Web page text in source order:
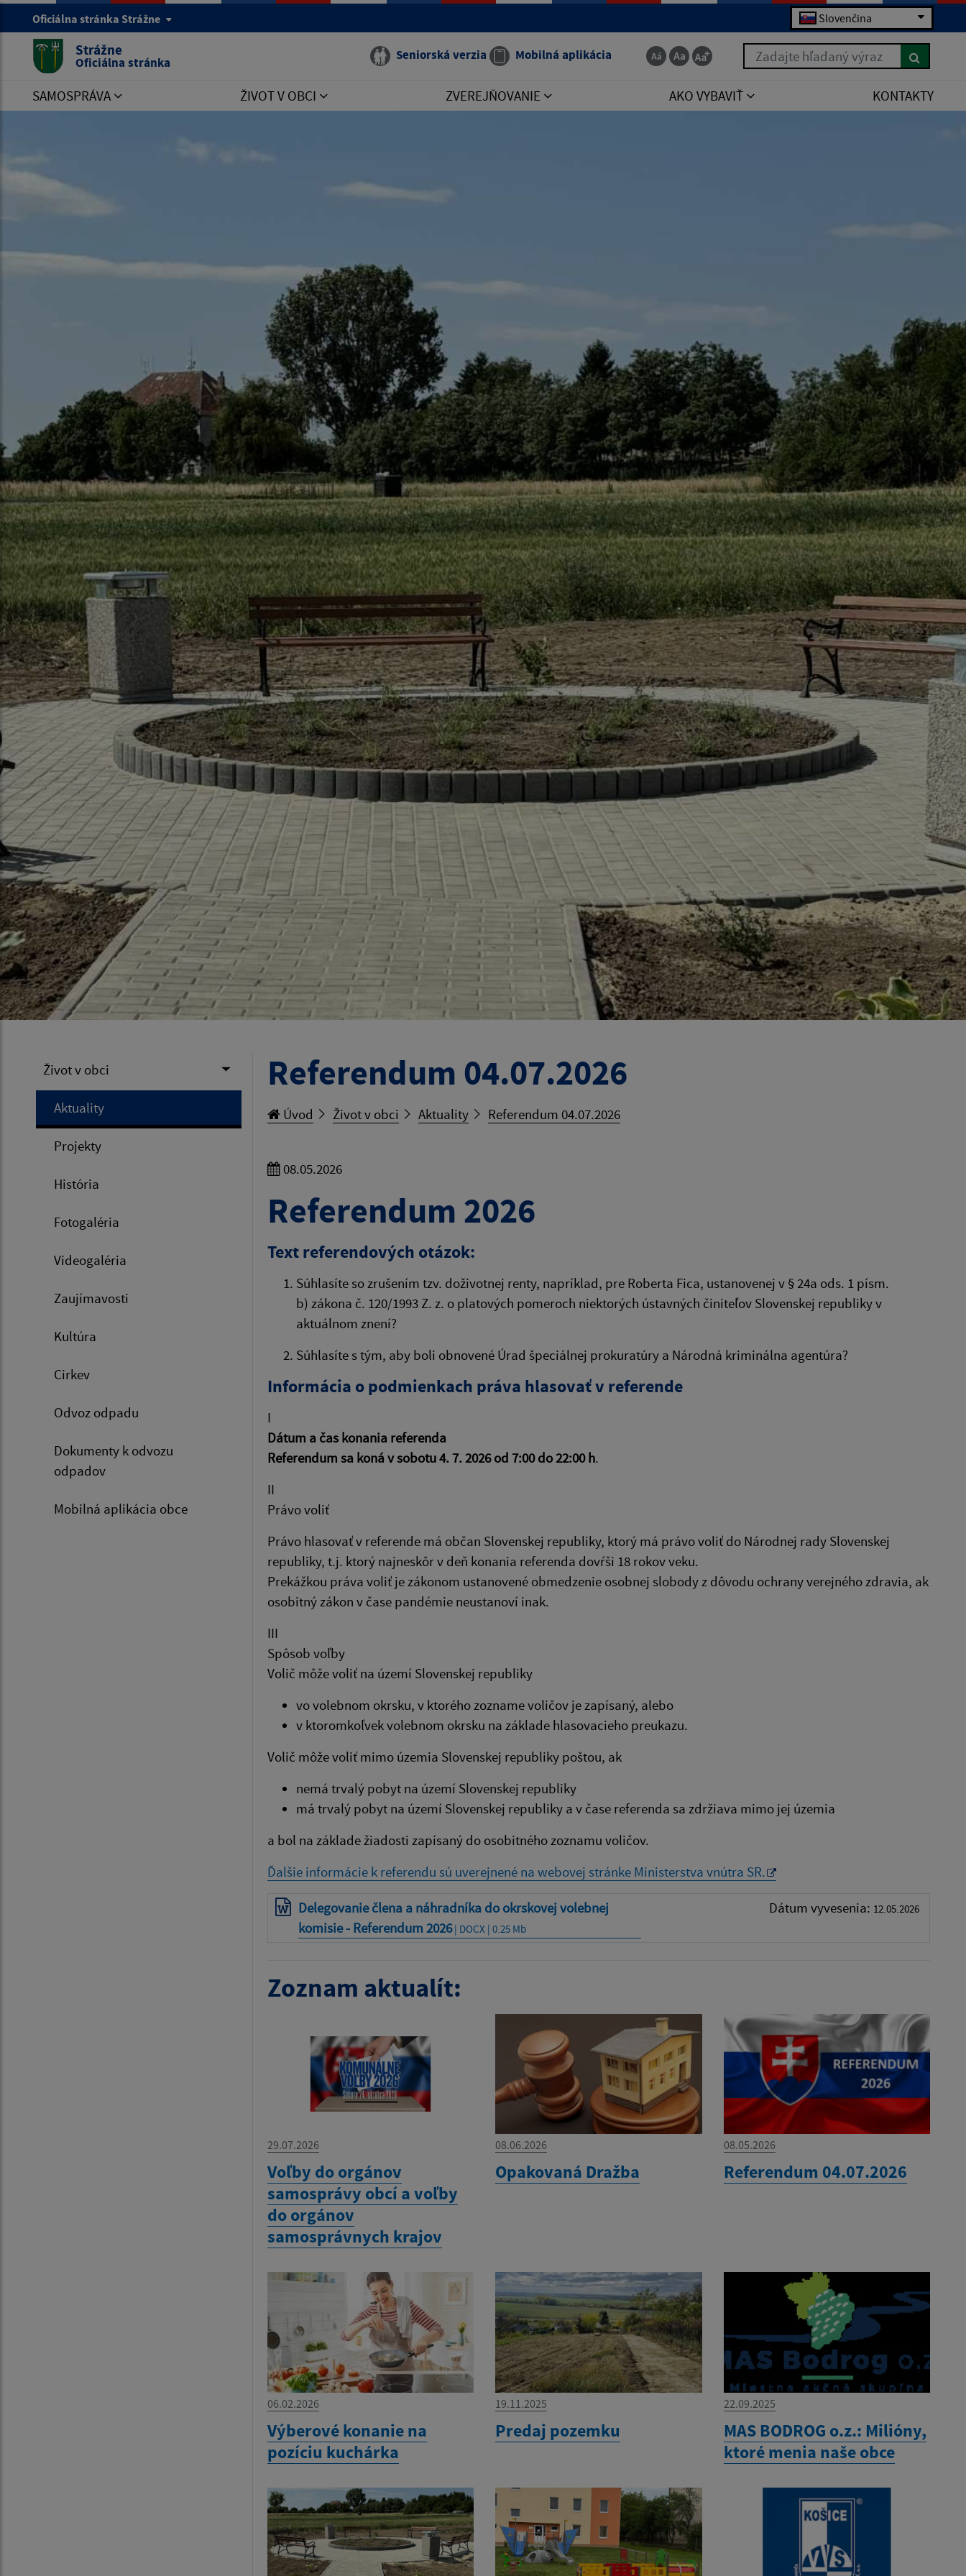
Oficiálna stránka Strážne Slovenčina
Strážne
Oficiálna stránka Seniorská verzia Mobilná aplikácia Zadajte hľadaný výraz
SAMOSPRÁVA ŽIVOT V OBCI ZVEREJŇOVANIE AKO VYBAVIŤ KONTAKTY
Život v obci
Aktuality
Projekty
História
Fotogaléria
Videogaléria
Zaujímavosti
Kultúra
Cirkev
Odvoz odpadu
Dokumenty k odvozu
odpadov
Mobilná aplikácia obce
Referendum 04.07.2026
Úvod Život v obci Aktuality Referendum 04.07.2026
08.05.2026
Referendum 2026
Text referendových otázok:
Súhlasíte so zrušením tzv. doživotnej renty, napríklad, pre Roberta Fica, ustanovenej v § 24a ods. 1 písm.
b) zákona č. 120/1993 Z. z. o platových pomeroch niektorých ústavných činiteľov Slovenskej republiky v
aktuálnom znení?
Súhlasíte s tým, aby boli obnovené Úrad špeciálnej prokuratúry a Národná kriminálna agentúra?
Informácia o podmienkach práva hlasovať v referende
I
Dátum a čas konania referenda
Referendum sa koná v sobotu 4. 7. 2026 od 7:00 do 22:00 h.
II
Právo voliť
Právo hlasovať v referende má občan Slovenskej republiky, ktorý má právo voliť do Národnej rady Slovenskej
republiky, t.j. ktorý najneskôr v deň konania referenda dovŕši 18 rokov veku.
Prekážkou práva voliť je zákonom ustanovené obmedzenie osobnej slobody z dôvodu ochrany verejného zdravia, ak
osobitný zákon v čase pandémie neustanoví inak.
III
Spôsob voľby
Volič môže voliť na území Slovenskej republiky
vo volebnom okrsku, v ktorého zozname voličov je zapísaný, alebo
v ktoromkoľvek volebnom okrsku na základe hlasovacieho preukazu.
Volič môže voliť mimo územia Slovenskej republiky poštou, ak
nemá trvalý pobyt na území Slovenskej republiky
má trvalý pobyt na území Slovenskej republiky a v čase referenda sa zdržiava mimo jej územia
a bol na základe žiadosti zapísaný do osobitného zoznamu voličov.
Ďalšie informácie k referendu sú uverejnené na webovej stránke Ministerstva vnútra SR.
Delegovanie člena a náhradníka do okrskovej volebnej
komisie - Referendum 2026| DOCX | 0.25 Mb
Dátum vyvesenia: 12.05.2026
Zoznam aktualít:
29.07.2026
Voľby do orgánov
samosprávy obcí a voľby
do orgánov
samosprávnych krajov
08.06.2026
Opakovaná Dražba
08.05.2026
Referendum 04.07.2026
06.02.2026
Výberové konanie na
pozíciu kuchárka
19.11.2025
Predaj pozemku
22.09.2025
MAS BODROG o.z.: Milióny,
ktoré menia naše obce